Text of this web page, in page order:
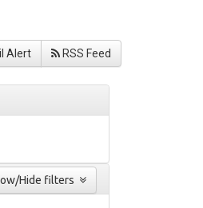
Alert RSS Feed